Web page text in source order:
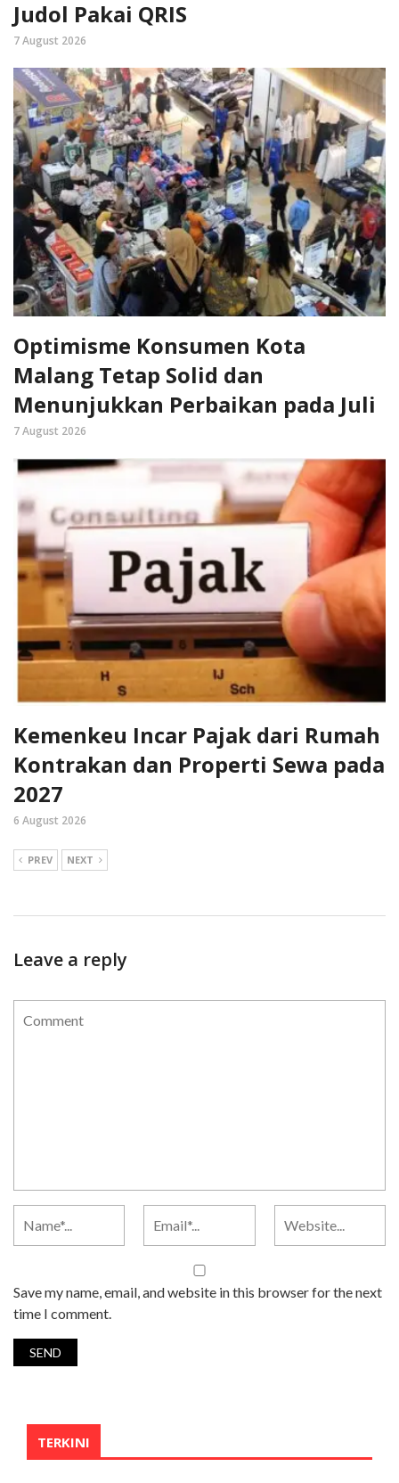
Judol Pakai QRIS
7 August 2026
Optimisme Konsumen Kota
Malang Tetap Solid dan
Menunjukkan Perbaikan pada Juli
7 August 2026
Kemenkeu Incar Pajak dari Rumah
Kontrakan dan Properti Sewa pada
2027
6 August 2026
PREV NEXT
Leave a reply
Save my name, email, and website in this browser for the next
time I comment.
TERKINI